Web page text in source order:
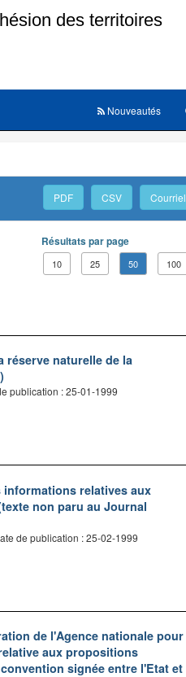
Nouveautés
PDF CSV Courriel
Résultats par page
10 25 50 100
réserve naturelle de la
publication : 25-01-1999
informations relatives aux
non paru au Journal
de publication : 25-02-1999
de l'Agence nationale pour
aux propositions
signée entre l'Etat et